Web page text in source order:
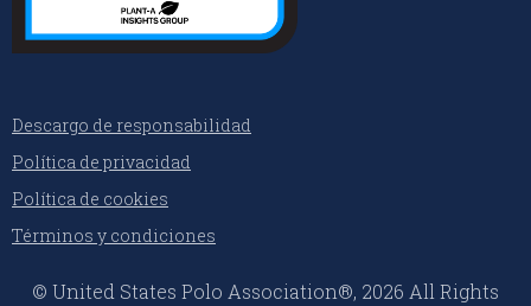
Descargo de responsabilidad
Política de privacidad
Política de cookies
Términos y condiciones
© United States Polo Association®, 2026 All Rights